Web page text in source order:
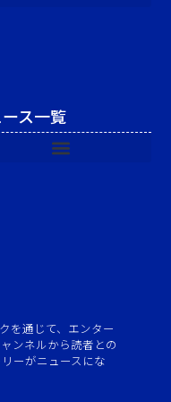
を通じて、エンター
ンネルから読者との
ーがニュースにな
ス一覧